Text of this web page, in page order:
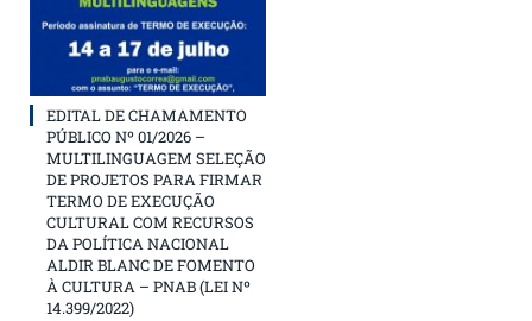
EDITAL DE CHAMAMENTO
PÚBLICO Nº 01/2026 –
MULTILINGUAGEM SELEÇÃO
DE PROJETOS PARA FIRMAR
TERMO DE EXECUÇÃO
CULTURAL COM RECURSOS
DA POLÍTICA NACIONAL
ALDIR BLANC DE FOMENTO
À CULTURA – PNAB (LEI Nº
14.399/2022)